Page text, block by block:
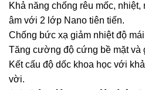
Khả năng chống rêu mốc,
âm với 2 lớp Nano tiên tiến.
Chống bức xạ giảm nhiệt độ
Tăng cường độ cứng bề mặt và
Kết cấu độ dốc khoa học với
vời.